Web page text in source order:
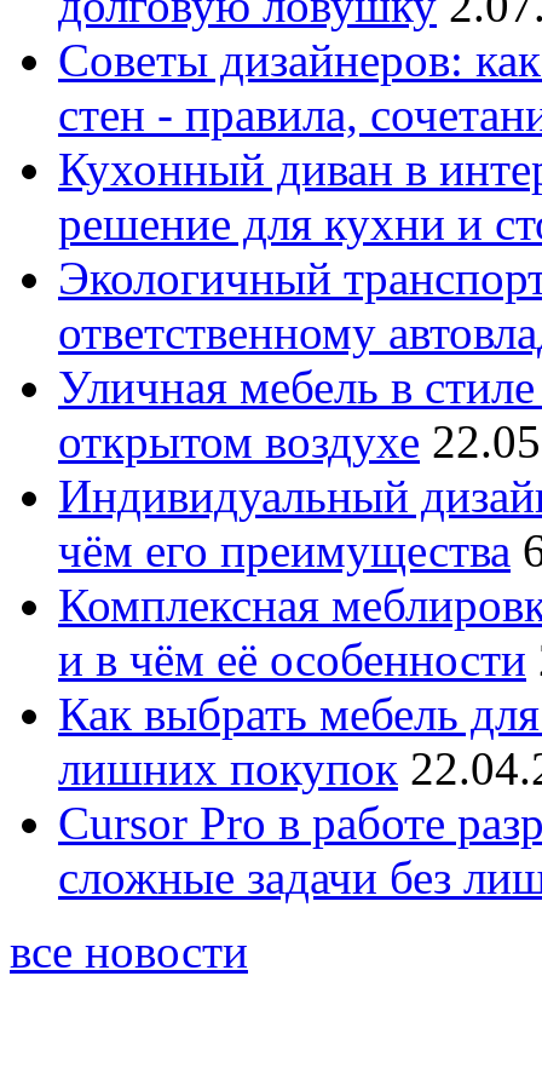
Советы дизайнеров:
стен - правила,
Кухонный диван в
решение для кухни и
Экологичный
ответственному
Уличная мебель в
открытом воздухе
Индивидуальный
чём его преимущества
Комплексная
и в чём её особенности
Как выбрать мебель
лишних покупок
Cursor Pro в работе
сложные задачи без
все новости